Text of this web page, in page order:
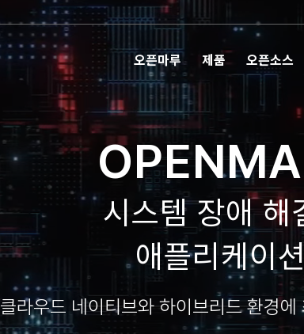
오픈마루 제품 오픈소스
시스템 장애 해
애플리케이
클라우드 네이티브와 하이브리드 환경에